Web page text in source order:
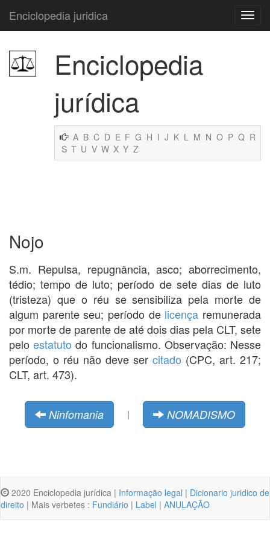
Enciclopedia juridica
Enciclopedia
jurídica
A B C D E F G H I J K L M N O P Q R
S T U V W X Y Z
Nojo
S.m. Repulsa, repugnância, asco; aborrecimento,
tédio; tempo de luto; período de sete dias de luto
(tristeza) que o réu se sensibiliza pela morte de
algum parente seu; período de licença remunerada
por morte de parente de até dois dias pela CLT, sete
peloestatuto do funcionalismo. Observação: Nesse
período, o réu não deve ser citado (CPC, art. 217;
CLT, art. 473).
Ninfomania | NOMADISMO
2020 Enciclopedia jurídica | Informação legal | Dicionario juridico de
direito | Mais verbetes : Fundiário | Label | ANULAÇÃO